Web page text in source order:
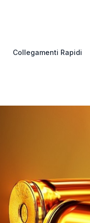
Collegamenti Rapidi